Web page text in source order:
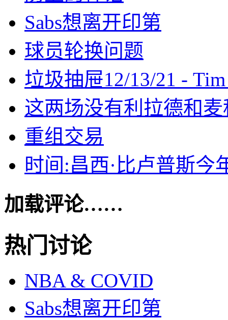
Sabs想离开印第
球员轮换问题
垃圾抽屉12/13/21 -
这两场没有利拉德和
重组交易
时间:昌西·比卢普斯今
加载评论……
热门讨论
NBA & COVID
Sabs想离开印第